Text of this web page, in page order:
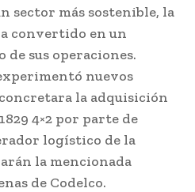
sector más sostenible, la
convertido en un
sus operaciones.
nuevos
la adquisición
4×2 por parte de
logístico de la
la mencionada
de Codelco.